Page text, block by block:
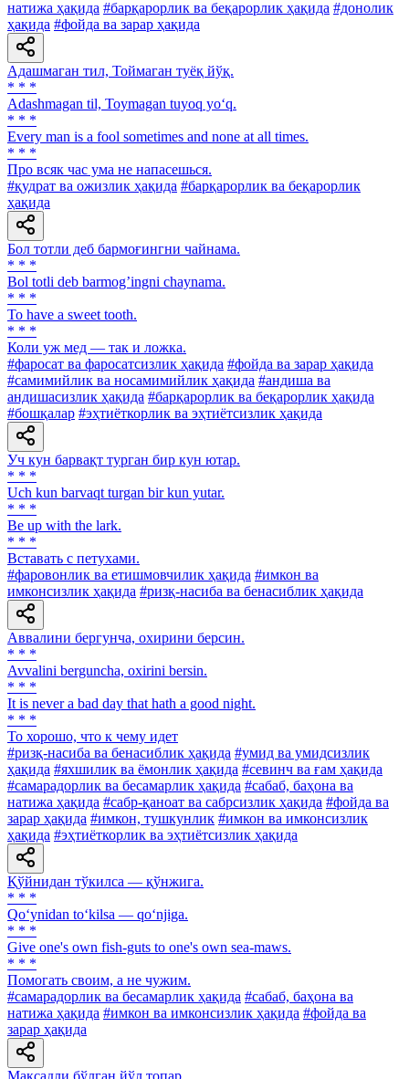
натижа ҳақида #барқарорлик ва беқарорлик ҳақида #донолик
ҳақида #фойда ва зарар ҳақида
Адашмаган тил, Тоймаган туёқ йўқ.
* * *
Adashmagan til, Toymagan tuyoq yo‘q.
* * *
Every man is a fool sometimes and none at all times.
* * *
Про всяк час ума не напасешься.
#қудрат ва ожизлик ҳақида #барқарорлик ва беқарорлик
ҳақида
Бол тотли деб бармоғингни чайнама.
* * *
Bol totli deb barmogʼingni chaynama.
* * *
To have a sweet tooth.
* * *
Коли уж мед — так и ложка.
#фаросат ва фаросатсизлик ҳақида #фойда ва зарар ҳақида
#самимийлик ва носамимийлик ҳақида #андиша ва
андишасизлик ҳақида #барқарорлик ва беқарорлик ҳақида
#бошқалар #эҳтиёткорлик ва эҳтиётсизлик ҳақида
Уч кун барвақт турган бир кун ютар.
* * *
Uch kun barvaqt turgan bir kun yutar.
* * *
Be up with the lark.
* * *
Вставать с петухами.
#фаровонлик ва етишмовчилик ҳақида #имкон ва
имконсизлик ҳақида #ризқ-насиба ва бенасиблик ҳақида
Аввалини бергунча, охирини берсин.
* * *
Avvalini berguncha, oxirini bersin.
* * *
It is never a bad day that hath a good night.
* * *
To хорошо, что к чему идет
#ризқ-насиба ва бенасиблик ҳақида #умид ва умидсизлик
ҳақида #яхшилик ва ёмонлик ҳақида #севинч ва ғам ҳақида
#самарадорлик ва бесамарлик ҳақида #сабаб, баҳона ва
натижа ҳақида #сабр-қаноат ва сабрсизлик ҳақида #фойда ва
зарар ҳақида #имкон, тушкунлик #имкон ва имконсизлик
ҳақида #эҳтиёткорлик ва эҳтиётсизлик ҳақида
Қўйнидан тўкилса — қўнжига.
* * *
Qo‘ynidan to‘kilsa — qo‘njiga.
* * *
Give one's own fish-guts to one's own sea-maws.
* * *
Помогать своим, а не чужим.
#самарадорлик ва бесамарлик ҳақида #сабаб, баҳона ва
натижа ҳақида #имкон ва имконсизлик ҳақида #фойда ва
зарар ҳақида